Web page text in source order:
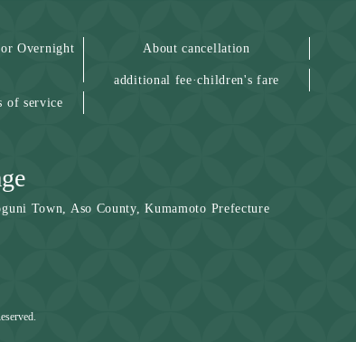
Overnight
of service
About cancellation
additional fee·children's fare
Town, Aso County, Kumamoto Prefecture